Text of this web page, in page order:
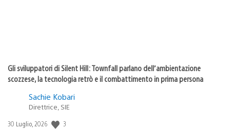
Gli sviluppatori di Silent Hill: Townfall parlano dell’ambientazione
scozzese, la tecnologia retrò e il combattimento in prima persona
Sachie Kobari
Direttrice, SIE
Data
30 Luglio, 2026 3